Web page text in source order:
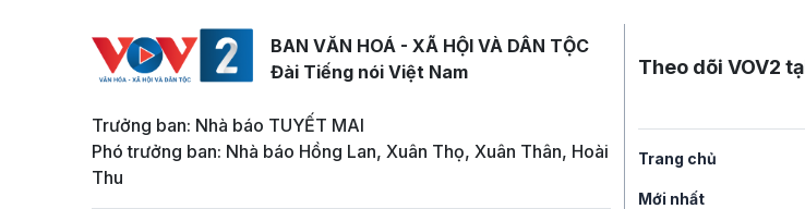
BAN VĂN HOÁ - XÃ HỘI VÀ DÂN TỘC
Đài Tiếng nói Việt Nam
Trưởng ban: Nhà báo TUYẾT MAI
Phó trưởng ban: Nhà báo Hồng Lan, Xuân Thọ, Xuân Thân, Hoài
Thu
Mạng xã
Theo dõi VOV2
Trang chủ
Mới nhất